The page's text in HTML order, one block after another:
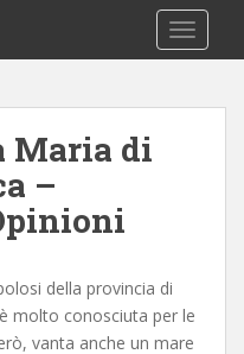
Maria di
–
della provincia di
molto conosciuta per le
vanta anche un mare